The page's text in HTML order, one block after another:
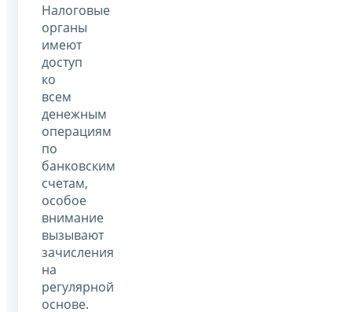
Налоговые
органы
имеют
доступ
ко
всем
денежным
операциям
по
банковским
счетам,
особое
внимание
вызывают
зачисления
на
регулярной
основе.